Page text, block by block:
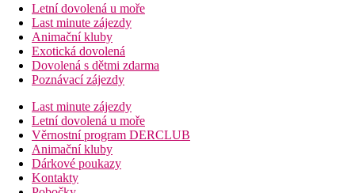
Letní dovolená u moře
Last minute zájezdy
Animační kluby
Exotická dovolená
Dovolená s dětmi zdarma
Poznávací zájezdy
Last minute zájezdy
Letní dovolená u moře
Věrnostní program DERCLUB
Animační kluby
Dárkové poukazy
Kontakty